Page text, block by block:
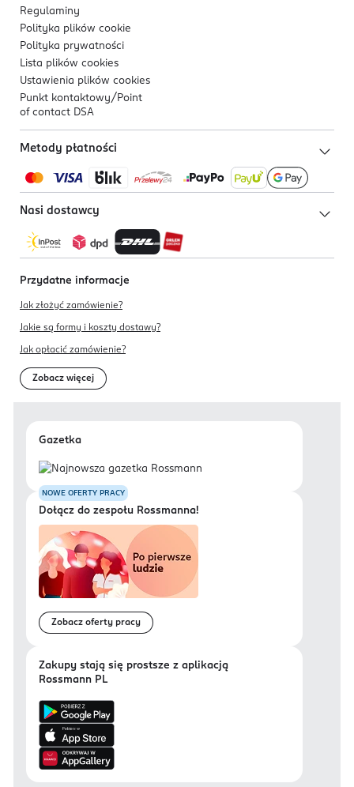
Regulaminy
Polityka plików cookie
Polityka prywatności
Lista plików cookies
Ustawienia plików cookies
Punkt kontaktowy/ Point
of contact DSA
Metody płatności
Nasi dostawcy
Przydatne informacje
Jak złożyć zamówienie?
Jakie są formy i koszty dostawy?
Jak opłacić zamówienie?
Zobacz więcej
Gazetka
NOWE OFERTY PRACY
Dołącz do zespołu Rossmanna!
Zobacz oferty pracy
Zakupy stają się prostsze z aplikacją
Rossmann PL